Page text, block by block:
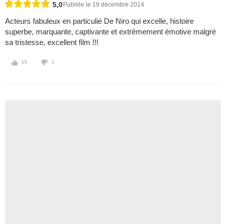
5,0 Publiée le 19 décembre 2014
Acteurs fabuleux en particulié De Niro qui excelle, histoire
superbe, marquante, captivante et extrêmement émotive malgré
sa tristesse, excellent film !!!
15 1